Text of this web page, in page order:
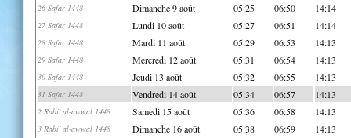
26 Safar 1448 Dimanche 9 août 05:25 06:50 14:14
27 Safar 1448 Lundi 10 août 05:27 06:51 14:14
28 Safar 1448 Mardi 11 août 05:29 06:53 14:13
29 Safar 1448 Mercredi 12 août 05:31 06:54 14:13
30 Safar 1448 Jeudi 13 août 05:32 06:55 14:13
31 Safar 1448 Vendredi 14 août 05:34 06:57 14:13
2 Rabi' al-awwal 1448 Samedi 15 août 05:36 06:58 14:13
3 Rabi' al-awwal 1448 Dimanche 16 août 05:38 06:59 14:13